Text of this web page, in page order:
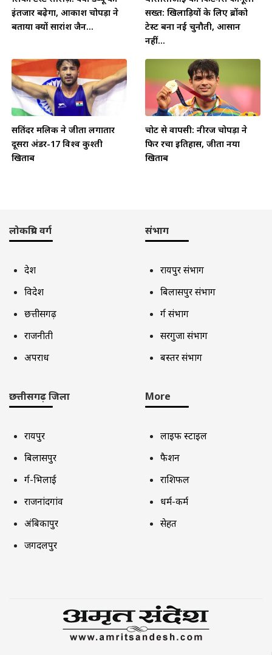
इंतजार बढ़ेगा, आकाश चोपड़ा ने
बताया क्यों सारांश जैन...
सख्त: खिलाड़ियों के लिए ब्रोंको
टेस्ट बना नई चुनौती, आसान
नहीं...
सतिंदर मलिक ने जीता लगातार
दूसरा अंडर-17 विश्व कुश्ती
खिताब
चोट से वापसी: नीरज चोपड़ा ने
फिर रचा इतिहास, जीता नया
खिताब
लोकप्रिय वर्ग
देश
विदेश
छत्तीसगढ़
राजनीती
अपराध
संभाग
रायपुर संभाग
बिलासपुर संभाग
दुर्ग संभाग
सरगुजा संभाग
बस्तर संभाग
छत्तीसगढ़ जिला
रायपुर
बिलासपुर
दुर्ग-भिलाई
राजनांदगांव
अंबिकापुर
जगदलपुर
More
लाइफ स्टाइल
फैशन
राशिफल
धर्म-कर्म
सेहत